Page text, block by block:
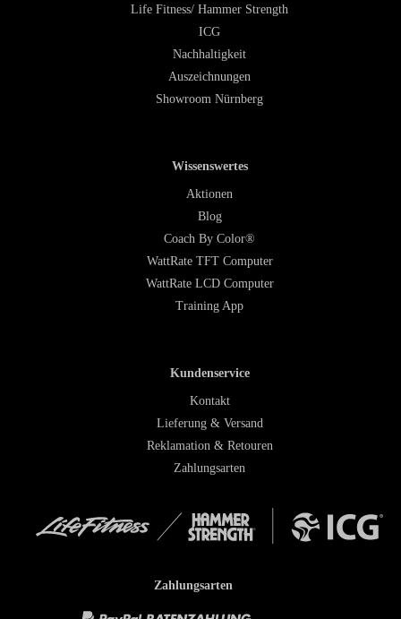
Life Fitness/ Hammer Strength
ICG
Nachhaltigkeit
Auszeichnungen
Showroom Nürnberg
Wissenswertes
Aktionen
Blog
Coach By Color®
WattRate TFT Computer
WattRate LCD Computer
Training App
Kundenservice
Kontakt
Lieferung & Versand
Reklamation & Retouren
Zahlungsarten
Zahlungsarten